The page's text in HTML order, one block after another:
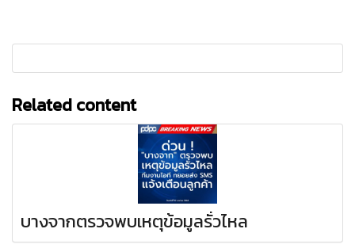
Related content
บางจากตรวจพบเหตุข้อมูลรั่วไหล